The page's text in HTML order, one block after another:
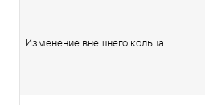
Изменение внешнего кольца